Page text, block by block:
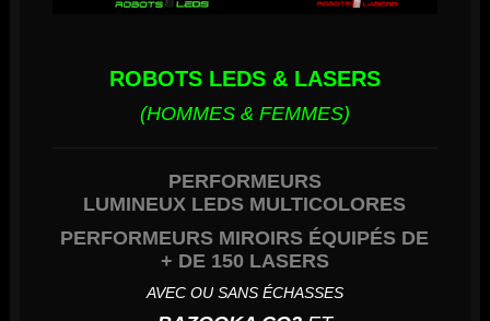
ROBOTS LEDS & LASERS
(HOMMES & FEMMES)
PERFORMEURS
LUMINEUX LEDS MULTICOLORES
PERFORMEURS MIROIRS ÉQUIPÉS DE
+ DE 150 LASERS
AVEC OU SANS ÉCHASSES